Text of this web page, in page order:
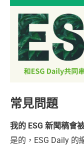
常見問題
我的 ESG 新聞稿會
是的，ESG Daily 的